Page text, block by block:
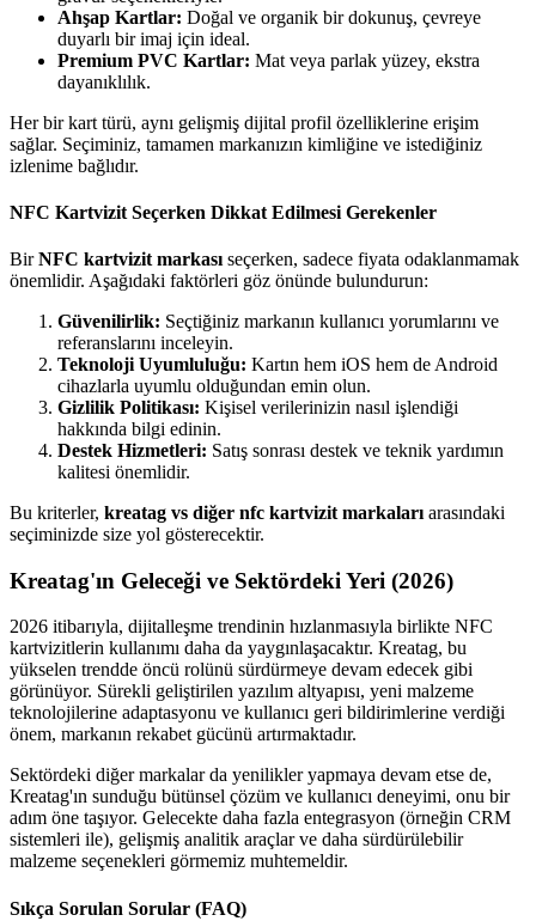
Ahşap Kartlar: Doğal ve organik bir dokunuş, çevreye
duyarlı bir imaj için ideal.
Premium PVC Kartlar: Mat veya parlak yüzey, ekstra
dayanıklılık.
Her bir kart türü, aynı gelişmiş dijital profil özelliklerine erişim
sağlar. Seçiminiz, tamamen markanızın kimliğine ve istediğiniz
izlenime bağlıdır.
NFC Kartvizit Seçerken Dikkat Edilmesi Gerekenler
BirNFC kartvizit markası seçerken, sadece fiyata odaklanmamak
önemlidir. Aşağıdaki faktörleri göz önünde bulundurun:
Güvenilirlik: Seçtiğiniz markanın kullanıcı yorumlarını ve
referanslarını inceleyin.
Teknoloji Uyumluluğu: Kartın hem iOS hem de Android
cihazlarla uyumlu olduğundan emin olun.
Gizlilik Politikası: Kişisel verilerinizin nasıl işlendiği
hakkında bilgi edinin.
Destek Hizmetleri: Satış sonrası destek ve teknik yardımın
kalitesi önemlidir.
Bu kriterler, kreatag vs diğer nfc kartvizit markaları arasındaki
seçiminizde size yol gösterecektir.
Kreatag'ın Geleceği ve Sektördeki Yeri (2026)
2026 itibarıyla, dijitalleşme trendinin hızlanmasıyla birlikte NFC
kartvizitlerin kullanımı daha da yaygınlaşacaktır. Kreatag, bu
yükselen trendde öncü rolünü sürdürmeye devam edecek gibi
görünüyor. Sürekli geliştirilen yazılım altyapısı, yeni malzeme
teknolojilerine adaptasyonu ve kullanıcı geri bildirimlerine verdiği
önem, markanın rekabet gücünü artırmaktadır.
Sektördeki diğer markalar da yenilikler yapmaya devam etse de,
Kreatag'ın sunduğu bütünsel çözüm ve kullanıcı deneyimi, onu bir
adım öne taşıyor. Gelecekte daha fazla entegrasyon (örneğin CRM
sistemleri ile), gelişmiş analitik araçlar ve daha sürdürülebilir
malzeme seçenekleri görmemiz muhtemeldir.
Sıkça Sorulan Sorular (FAQ)